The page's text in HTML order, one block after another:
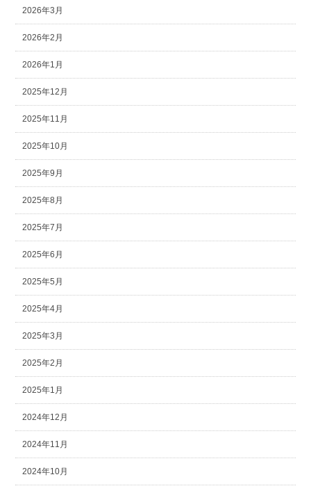
2026年3月
2026年2月
2026年1月
2025年12月
2025年11月
2025年10月
2025年9月
2025年8月
2025年7月
2025年6月
2025年5月
2025年4月
2025年3月
2025年2月
2025年1月
2024年12月
2024年11月
2024年10月